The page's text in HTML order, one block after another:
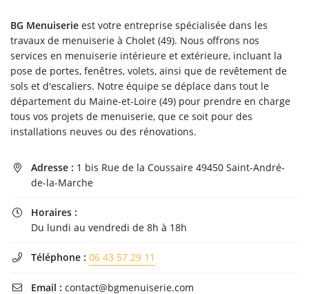
En cochant cette case, vous consentez à recevoir nos propositions commerciales à
l'adresse email indiqué ci-dessus. Vous pouvez vous désinscrire à tout moment en
utilisant le formulaire de désinscription.
Inscription
BG Menuiserie est votre entreprise spécialisée dans les
travaux de menuiserie à Cholet (49). Nous offrons nos
services en menuiserie intérieure et extérieure, incluant la
pose de portes, fenêtres, volets, ainsi que de revêtement de
sols et d'escaliers. Notre équipe se déplace dans tout le
département du Maine-et-Loire (49) pour prendre en charge
tous vos projets de menuiserie, que ce soit pour des
installations neuves ou des rénovations.
 Adresse : 1 bis Rue de la Coussaire 49450 Saint-André-
de-la-Marche

Horaires :
Du lundi au vendredi de 8h à 18h
 Téléphone : 06 43 57 29 11
 Email : contact@bgmenuiserie.com